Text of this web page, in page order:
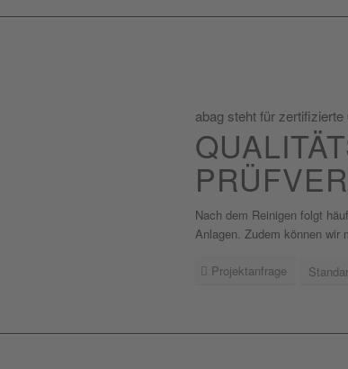
abag steht für zertifizierte
Nach dem Reinigen folgt
Anlagen. Zudem können wir
Projektanfrage